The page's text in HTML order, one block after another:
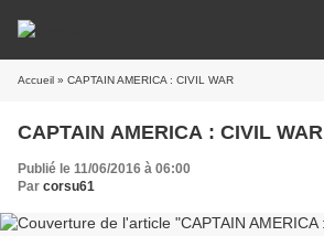
Accueil » CAPTAIN AMERICA : CIVIL WAR
CAPTAIN AMERICA : CIVIL WAR
Publié le 11/06/2016 à 06:00
Par corsu61